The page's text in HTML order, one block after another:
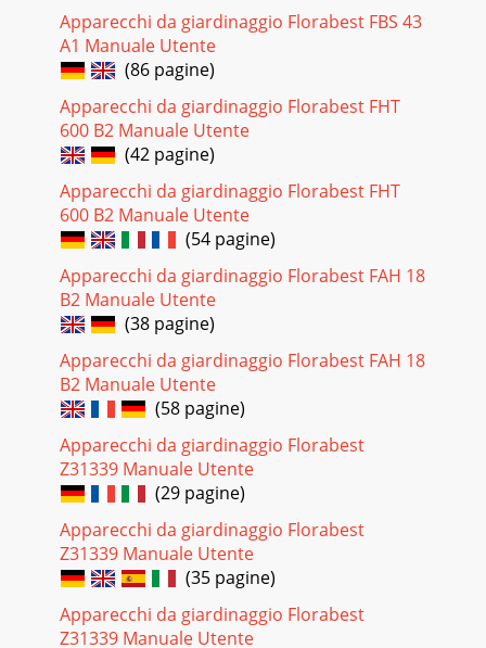
Pagina 31 - Symbols and icons
37GBOperation Observe the noise protection and local
regulations.Starting and Stopping the Engine Warning!
Petrol is amma-ble. Start the engine at
Pagina 32 - Safety Instructions
38GBThe correct cutting height is around 30–45mm for
an ornamental lawn and around 40–65mm for a utility
lawn. Select a greater cutting height
Pagina 33
39GB Do not tilt the equipment sideways or forwards.
Operating uids could leak out and the engine could be
damaged.• Always keep the equipment clea
Pagina 34 - Initial Operation
22932322719262586772523a23333334353628a283726325
Pagina 35 - Installing the Grass Collec
40GB(recommended torque 20Nm, determined with a
torque wrench) (see “Replacement
parts/Accessories“).Changing the Engine Oil Change the
Pagina 36 - Filling with Petrol
41GBMaintenance IntervalsRegularly carry out the
maintenance work listed in the “maintenance intervals”
table. Regular maintenance prolongs the life o
Apparecchi da giardinaggio Florabest FBS 43
A1 Manuale Utente
(86 pagine)
Apparecchi da giardinaggio Florabest FHT
600 B2 Manuale Utente
(42 pagine)
Apparecchi da giardinaggio Florabest FHT
600 B2 Manuale Utente
(54 pagine)
Apparecchi da giardinaggio Florabest FAH 18
B2 Manuale Utente
(38 pagine)
Apparecchi da giardinaggio Florabest FAH 18
B2 Manuale Utente
(58 pagine)
Apparecchi da giardinaggio Florabest
Z31339 Manuale Utente
(29 pagine)
Apparecchi da giardinaggio Florabest
Z31339 Manuale Utente
(35 pagine)
Apparecchi da giardinaggio Florabest
Z31339 Manuale Utente